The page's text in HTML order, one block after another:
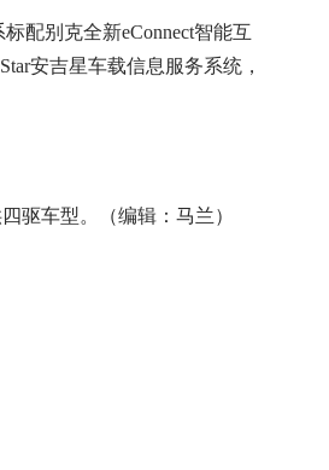
配别克全新eConnect智能互
安吉星车载信息服务系统，
驱车型。（编辑：马兰）